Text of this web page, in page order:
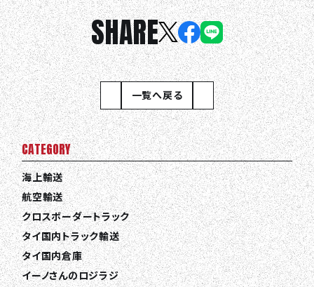
SHARE
一覧へ戻る
CATEGORY
海上輸送
航空輸送
クロスボーダートラック
タイ国内トラック輸送
タイ国内倉庫
イーノさんのロジラジ